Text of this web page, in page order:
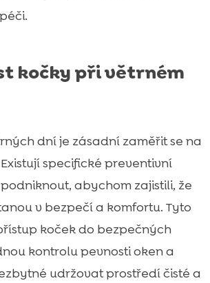
kočky při větrném
dní je zásadní zaměřit se na
specifické preventivní
abychom zajistili, že
v bezpečí a komfortu. Tyto
koček do bezpečných
kontrolu pevnosti oken a
udržovat prostředí čisté a